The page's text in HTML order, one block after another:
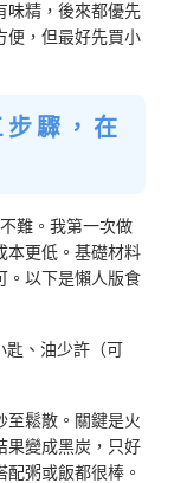
味精，後來都優先
便，但最好先買小
驟，在
難。我第一次做
本更低。基礎材料
。以下是懶人版食
匙、油少許（可
至鬆散。關鍵是火
果變成黑炭，只好
粥或飯都很棒。